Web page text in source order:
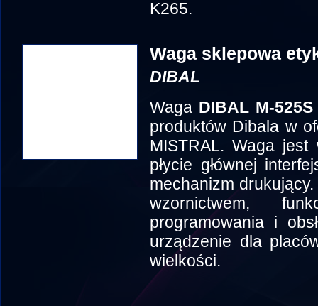
K265.
Waga sklepowa
DIBAL
Waga DIBAL M-525S
produktów Dibala w
MISTRAL. Waga
płycie głównej
mechanizm
wzornictwem,
programowania i
urządzenie dla
wielkości.